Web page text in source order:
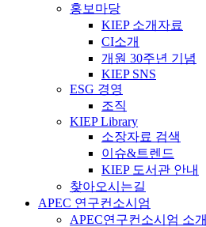
홍보마당
KIEP 소개자료
CI소개
개원 30주년 기념
KIEP SNS
ESG 경영
조직
KIEP Library
소장자료 검색
이슈&트렌드
KIEP 도서관 안내
찾아오시는길
APEC 연구컨소시엄
APEC연구컨소시엄 소개